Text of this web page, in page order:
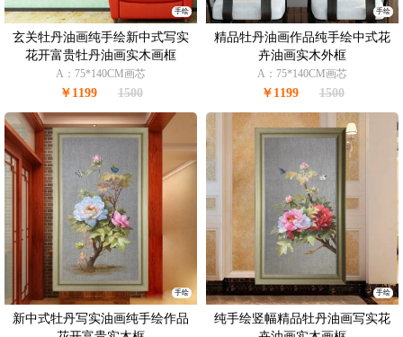
手绘
玄关牡丹油画纯手绘新中式写实
花开富贵牡丹油画实木画框
A：75*140CM画芯
￥1199 1500
手绘
精品牡丹油画作品纯手绘中式花
卉油画实木外框
A：75*140CM画芯
￥1199 1500
手绘
新中式牡丹写实油画纯手绘作品
手绘
纯手绘竖幅精品牡丹油画写实花